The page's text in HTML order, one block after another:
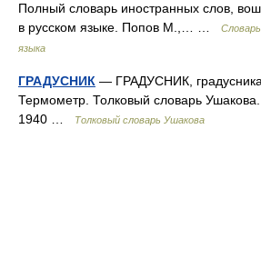
Полный словарь иностранных слов,
в русском языке. Попов М.,… …
языка
ГРАДУСНИК — ГРАДУСНИК,
Термометр. Толковый словарь
1940 …
Толковый словарь Ушакова